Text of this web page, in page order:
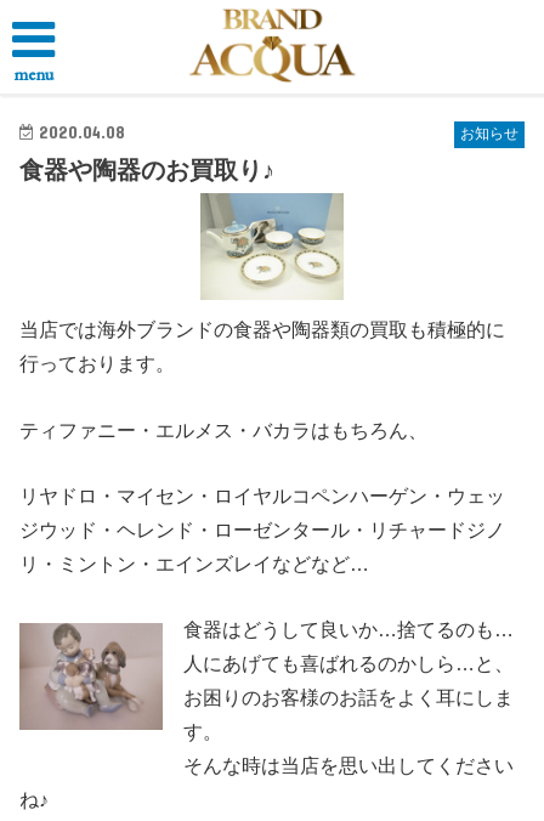
menu
お知らせ
2020.04.08
食器や陶器のお買取り♪
当店では海外ブランドの食器や陶器類の買取も積極的に
行っております。
ティファニー・エルメス・バカラはもちろん、
リヤドロ・マイセン・ロイヤルコペンハーゲン・ウェッ
ジウッド・ヘレンド・ローゼンタール・リチャードジノ
リ・ミントン・エインズレイなどなど…
食器はどうして良いか…捨てるのも…
人にあげても喜ばれるのかしら…と、
お困りのお客様のお話をよく耳にしま
す。
そんな時は当店を思い出してください
ね♪